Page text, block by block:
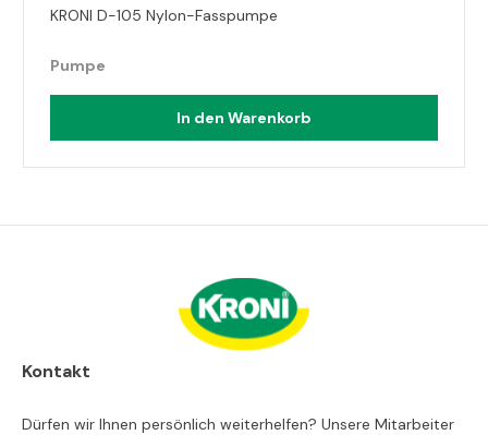
KRONI D-105 Nylon-Fasspumpe
Pumpe
In den Warenkorb
Kontakt
Dürfen wir Ihnen persönlich weiterhelfen? Unsere Mitarbeiter